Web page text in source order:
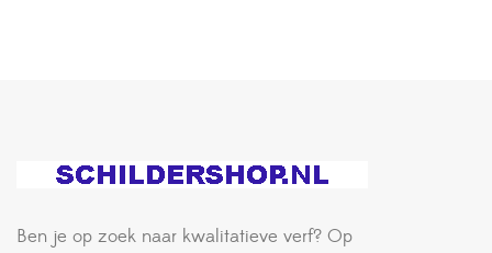
Ben je op zoek naar kwalitatieve verf? Op